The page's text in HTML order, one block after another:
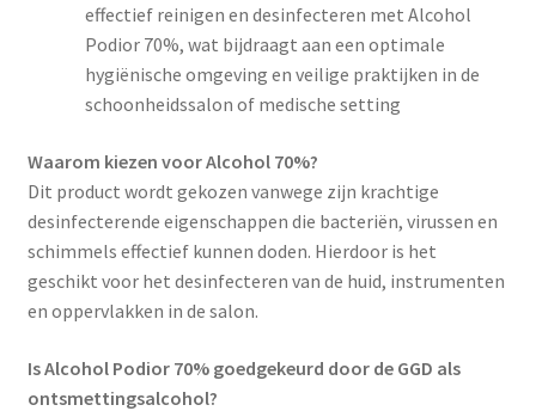
effectief reinigen en desinfecteren met Alcohol
Podior 70%, wat bijdraagt aan een optimale
hygiënische omgeving en veilige praktijken in de
schoonheidssalon of medische setting
Waarom kiezen voor Alcohol 70%?
Dit product wordt gekozen vanwege zijn krachtige
desinfecterende eigenschappen die bacteriën, virussen en
schimmels effectief kunnen doden. Hierdoor is het
geschikt voor het desinfecteren van de huid, instrumenten
en oppervlakken in de salon.
Is Alcohol Podior 70% goedgekeurd door de GGD als
ontsmettingsalcohol?